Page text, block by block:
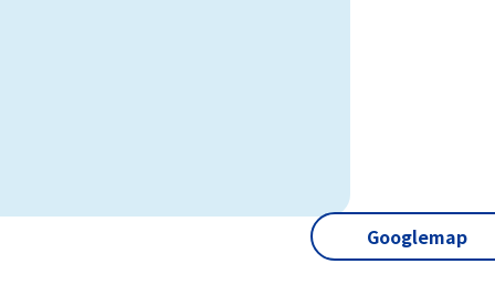
Googlemap